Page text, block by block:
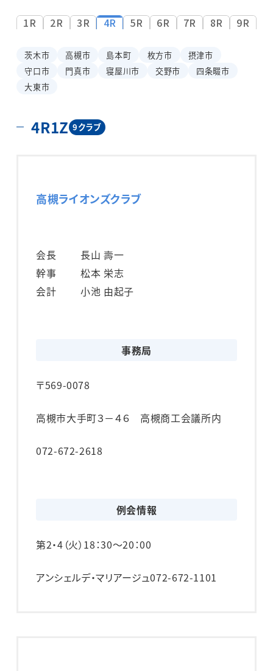
1R 2R 3R 4R 5R 6R 7R 8R 9R
茨木市 高槻市 島本町 枚方市
摂津市
守口市
門真市 寝屋川市 交野市
四条畷市
大東市
4R1Z 9クラブ
高槻ライオンズクラブ
会長
長山 壽一
幹事
松本 栄志
会計
小池 由起子
事務局
〒569-0078
高槻市大手町３－４６ 高槻商工会議所内
072-672-2618
例会情報
第2・4（火） 18：30～20：00
アンシェルデ・マリアージュ072-672-1101